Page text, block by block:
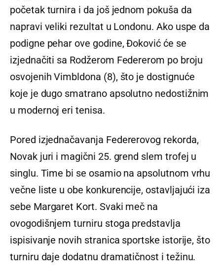
početak turnira i da još jednom pokuša da
napravi veliki rezultat u Londonu. Ako uspe da
podigne pehar ove godine, Đoković će se
izjednačiti sa Rodžerom Federerom po broju
osvojenih Vimbldona (8), što je dostignuće
koje je dugo smatrano apsolutno nedostižnim
u modernoj eri tenisa.
Pored izjednačavanja Federerovog rekorda,
Novak juri i magični 25. grend slem trofej u
singlu. Time bi se osamio na apsolutnom vrhu
večne liste u obe konkurencije, ostavljajući iza
sebe Margaret Kort. Svaki meč na
ovogodišnjem turniru stoga predstavlja
ispisivanje novih stranica sportske istorije, što
turniru daje dodatnu dramatičnost i težinu.